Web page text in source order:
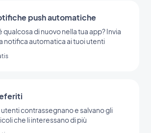
push automatiche
qualcosa di nuovo nella tua app? Invia
notifica automatica ai tuoi utenti
utenti contrassegnano e salvano gli
che li interessano di più